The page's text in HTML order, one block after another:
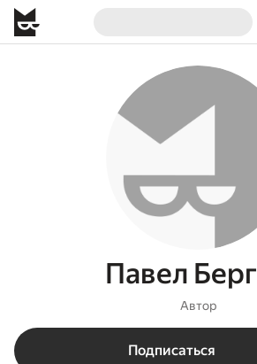
Павел
Автор
Подписаться